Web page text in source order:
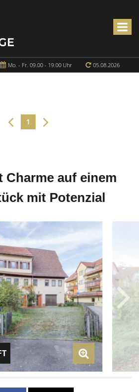
Mo. - Fr. 09.00 - 19.00 Uhr 05.08.2026
1
Charme auf einem
mit Potenzial